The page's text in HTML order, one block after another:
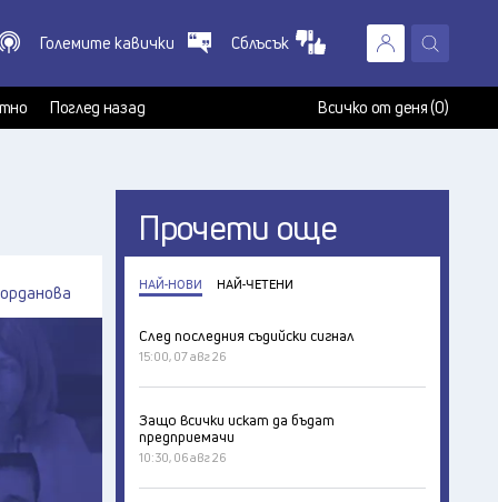
X
Големите кавички Сблъсък
Поглед назад Всичко от деня (0)
Прочети още
НАЙ-НОВИ НАЙ-ЧЕТЕНИ
След последния съдийски сигнал
15:00, 07 авг 26
Защо всички искат да бъдат
предприемачи
10:30, 06 авг 26